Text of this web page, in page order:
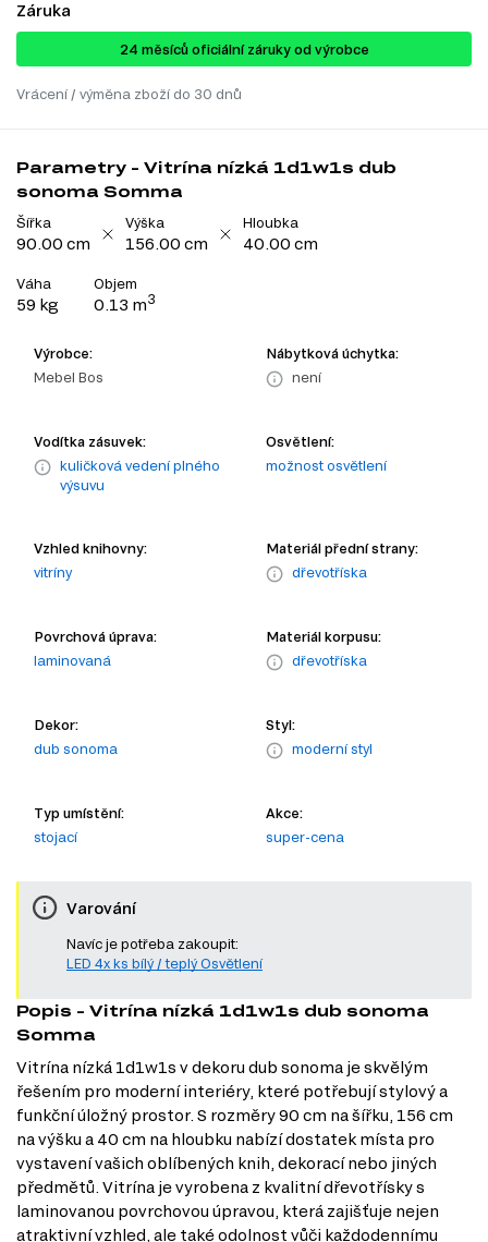
Záruka
24 ​​​​měsíců oficiální záruky od výrobce
Vrácení / výměna zboží do 30 dnů
Parametry - Vitrína nízká 1d1w1s dub
sonoma Somma
Šířka
90.00 cm
Výška
156.00 cm
Hloubka
40.00 cm
Váha
59 kg
Objem
0.13 m3
Výrobce:
Mebel Bos
Nábytková úchytka:
není
Vodítka zásuvek:
kuličková vedení plného
výsuvu
Osvětlení:
možnost osvětlení
Vzhled knihovny:
vitríny
Materiál přední strany:
dřevotříska
Povrchová úprava:
laminovaná
Materiál korpusu:
dřevotříska
Dekor:
dub sonoma
Styl:
moderní styl
Typ umístění:
stojací
Akce:
super-cena
Varování
Navíc je potřeba zakoupit:
LED 4x ks bílý / teplý Osvětlení
Popis - Vitrína nízká 1d1w1s dub sonoma
Somma
Vitrína nízká 1d1w1s v dekoru dub sonoma je skvělým
řešením pro moderní interiéry, které potřebují stylový a
funkční úložný prostor. S rozměry 90 cm na šířku, 156 cm
na výšku a 40 cm na hloubku nabízí dostatek místa pro
vystavení vašich oblíbených knih, dekorací nebo jiných
předmětů. Vitrína je vyrobena z kvalitní dřevotřísky s
laminovanou povrchovou úpravou, která zajišťuje nejen
atraktivní vzhled, ale také odolnost vůči každodennímu